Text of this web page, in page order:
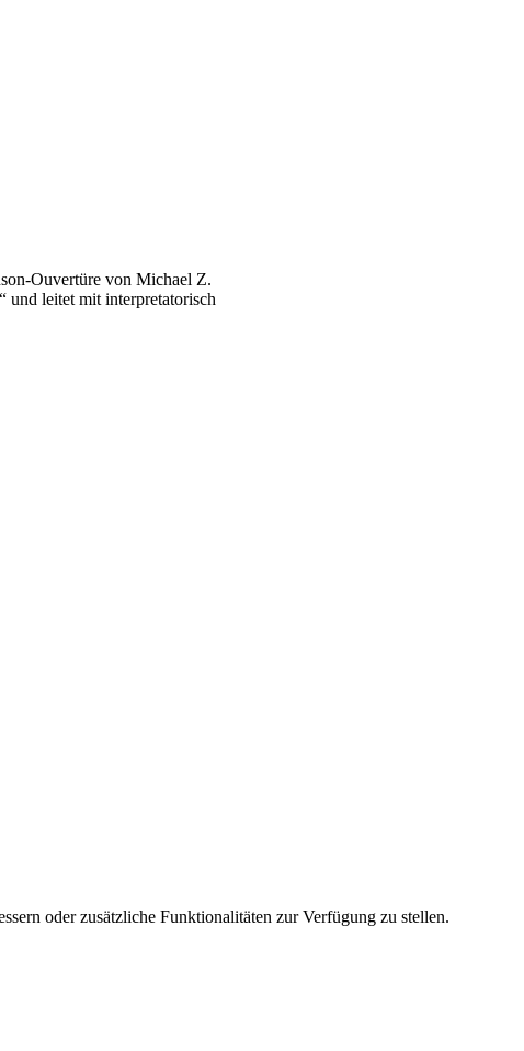
Ouvertüre von Michael Z.
und leitet mit interpretatorisch
oder zusätzliche Funktionalitäten zur Verfügung zu stellen.